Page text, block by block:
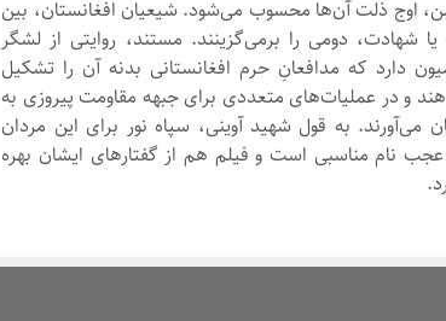
اوج ذلت آن‌ها محسوب می‌شود. شیعیان افغانستان، بین
شهادت، دومی را برمی‌گزینند. مستند، روایتی از لشگر
دارد که مدافعانِ حرم افغانستانی بدنه آن را تشکیل
و در عملیات‌های متعددی برای جبهه مقاومت پیروزی به
می‌آورند. به قول شهید آوینی، سپاه نور برای این مردان
نام مناسبی است و فیلم هم از گفتارهای ایشان بهره